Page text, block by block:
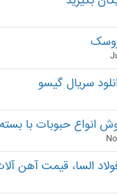
سریال گیسو
انواع حبوبات با
السا، قیمت آهن